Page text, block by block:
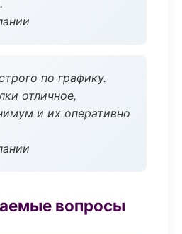
по графику.
отличное,
и их оперативно
вопросы